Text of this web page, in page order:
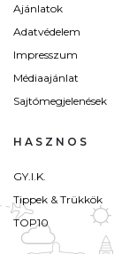
Ajánlatok
Adatvédelem
Impresszum
Médiaajánlat
Sajtómegjelenések
HASZNOS
GY.I.K.
Tippek & Trükkök
TOP10